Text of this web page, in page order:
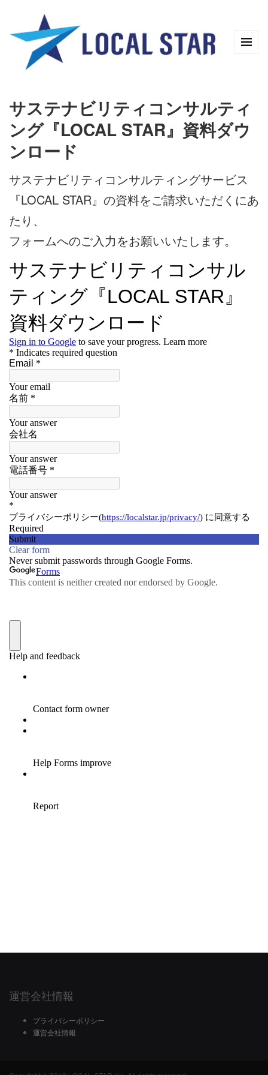
サステナビリティコンサルティ
ング『LOCAL STAR』資料ダウ
ンロード
サステナビリティコンサルティングサービス
『LOCAL STAR』の資料をご請求いただくにあ
たり、
フォームへのご入力をお願いいたします。
運営会社情報
プライバシーポリシー
運営会社情報